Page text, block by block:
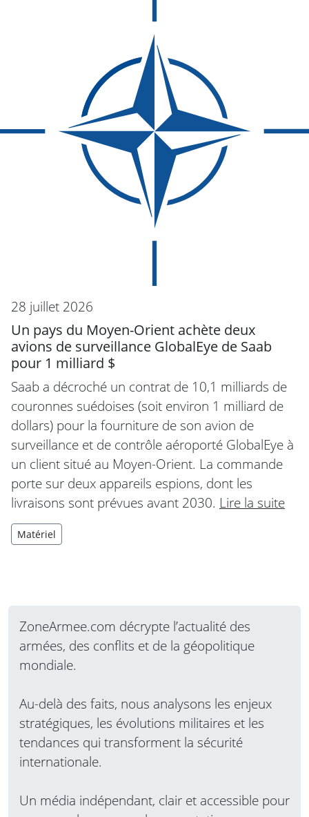
28 juillet 2026
Un pays du Moyen-Orient achète deux
avions de surveillance GlobalEye de Saab
pour 1 milliard $
Saab a décroché un contrat de 10,1 milliards de
couronnes suédoises (soit environ 1 milliard de
dollars) pour la fourniture de son avion de
surveillance et de contrôle aéroporté GlobalEye à
un client situé au Moyen-Orient. La commande
porte sur deux appareils espions, dont les
livraisons sont prévues avant 2030. Lire la suite
Matériel
ZoneArmee.com décrypte l’actualité des
armées, des conflits et de la géopolitique
mondiale.
Au-delà des faits, nous analysons les enjeux
stratégiques, les évolutions militaires et les
tendances qui transforment la sécurité
internationale.
Un média indépendant, clair et accessible pour